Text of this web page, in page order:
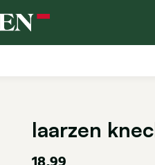
laarzen